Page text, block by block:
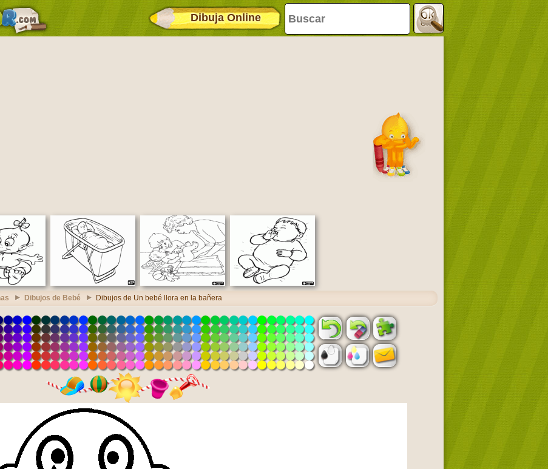
Dibuja Online
Dibujos de Bebé Dibujos de Un bebé llora en la bañera